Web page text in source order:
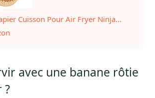
Cuisson Pour Air Fryer Ninja...
avec une banane rôtie
?